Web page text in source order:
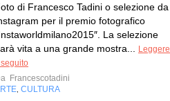
di Francesco Tadini o selezione da
per il premio fotografico
La selezione
vita a una grande mostra...
Leggere
Francescotadini
CULTURA